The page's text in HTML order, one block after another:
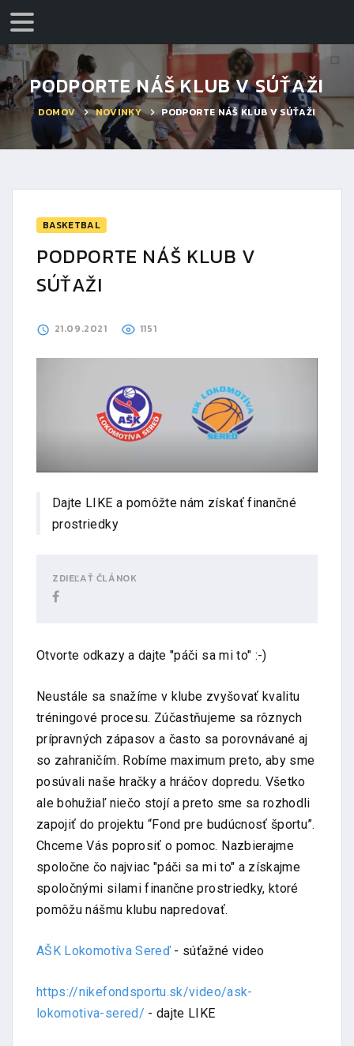
PODPORTE NÁŠ KLUB V SÚŤAŽI
DOMOV NOVINKY PODPORTE NÁŠ KLUB V SÚŤAŽI
BASKETBAL
PODPORTE NÁŠ KLUB V
SÚŤAŽI
21.09.2021 1151
Dajte LIKE a pomôžte nám získať finančné
prostriedky
ZDIEĽAŤ ČLÁNOK
Otvorte odkazy a dajte "páči sa mi to" :-)
Neustále sa snažíme v klube zvyšovať kvalitu
tréningové procesu. Zúčastňujeme sa rôznych
prípravných zápasov a často sa porovnávané aj
so zahraničím. Robíme maximum preto, aby sme
posúvali naše hračky a hráčov dopredu. Všetko
ale bohužiaľ niečo stojí a preto sme sa rozhodli
zapojiť do projektu “Fond pre budúcnosť športu”.
Chceme Vás poprosiť o pomoc. Nazbierajme
spoločne čo najviac "páči sa mi to" a získajme
spoločnými silami finančne prostriedky, ktoré
pomôžu nášmu klubu napredovať.
AŠK Lokomotíva Sereď- súťažné video
https://nikefondsportu.sk/video/ask-
lokomotiva-sered/ - dajte LIKE